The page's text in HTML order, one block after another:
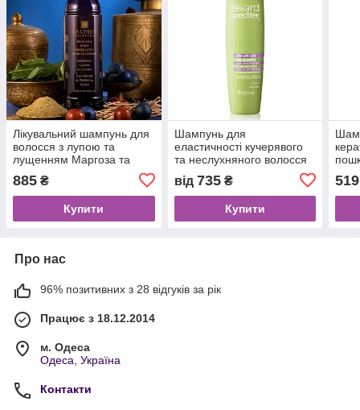
Лікувальний шампунь для
волосся з лупою та
лущенням Маргоза та
м'ята 250 мл, SPA Ceylon
885 ₴
Купити
Шампунь для
еластичності кучерявого
та неслухняного волосся
8/S1 Seward Mediter
від 735₴
Купити
519
Про нас
96% позитивних з 28 відгуків за рік
Працює з 18.12.2014
м. Одеса
Одеса, Україна
Контакти